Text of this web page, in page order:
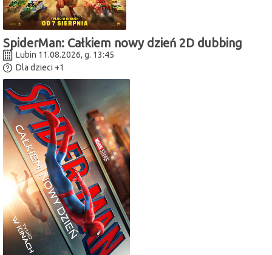
SpiderMan: Całkiem nowy dzień 2D dubbing
Lubin 11.08.2026, g. 13:45
Dla dzieci +1